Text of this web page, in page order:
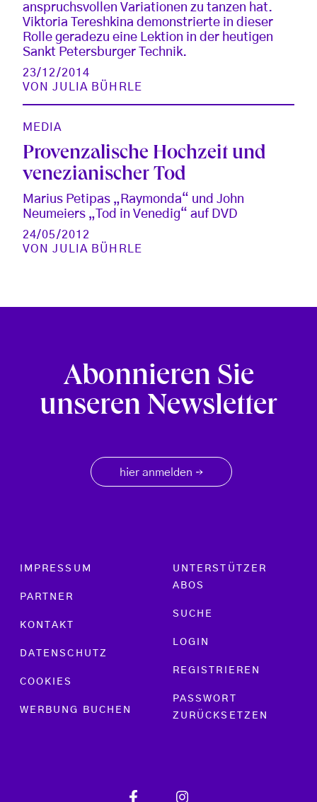
anspruchsvollen Variationen zu tanzen hat.
Viktoria Tereshkina demonstrierte in dieser
Rolle geradezu eine Lektion in der heutigen
Sankt Petersburger Technik.
23/12/2014
VONJULIA BÜHRLE
MEDIA
Provenzalische Hochzeit und
venezianischer Tod
Marius Petipas „Raymonda“ und John
Neumeiers „Tod in Venedig“ auf DVD
24/05/2012
VONJULIA BÜHRLE
Abonnieren Sie
unseren Newsletter
hier anmelden →
Footer menu
IMPRESSUM
PARTNER
KONTAKT
DATENSCHUTZ
COOKIES
WERBUNG BUCHEN
UNTERSTÜTZER
ABOS
SUCHE
LOGIN
REGISTRIEREN
PASSWORT
ZURÜCKSETZEN